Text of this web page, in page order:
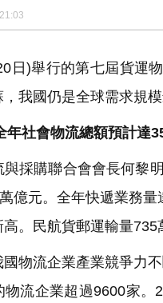
日)舉行的第七屆貨運
我國仍是全球需求規
社會物流總額預計達
採購聯合會會長何黎
億元。全年快遞業務
。民航貨郵運輸量735
物流企業產業競爭力
物流企業超過9600家